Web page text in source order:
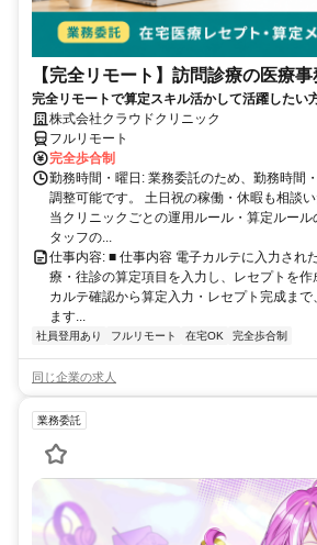
【完全リモート】訪問診療の医療
完全リモートで算定スキル活かして活躍したい
完全リモート｜在宅医療レセプト算定（成果報
株式会社クラウドクリニック
フルリモート
完全歩合制
勤務時間・曜日: 業務委託のため、勤務時間
調整可能です。 土日祝の稼働・休暇も相談
当クリニックごとの運用ルール・算定ルー
タッフの...
仕事内容: ■ 仕事内容 電子カルテに入力され
療・往診の算定項目を入力し、レセプトを
カルテ確認から算定入力・レセプト完成ま
ます...
社員登用あり フルリモート 在宅OK 完全歩合制
同じ企業の求人
業務委託